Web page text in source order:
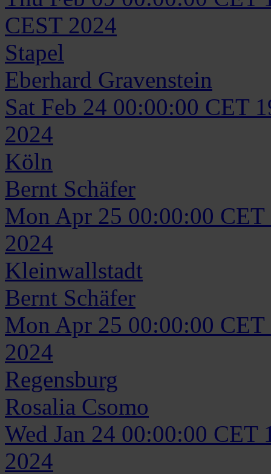
CEST 2024
Stapel
Eberhard Gravenstein
Sat Feb 24 00:00:00 CET
2024
Köln
Bernt Schäfer
Mon Apr 25 00:00:00 CET
2024
Kleinwallstadt
Bernt Schäfer
Mon Apr 25 00:00:00 CET
2024
Regensburg
Rosalia Csomo
Wed Jan 24 00:00:00 CET
2024